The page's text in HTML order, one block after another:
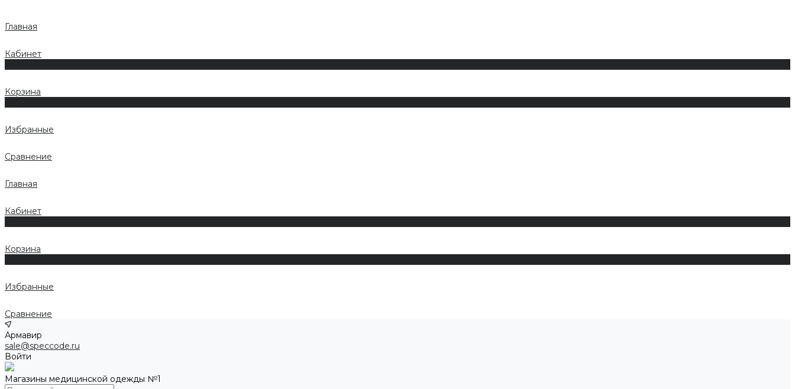
Главная
Кабинет
Корзина
Избранные
Сравнение
Главная
Кабинет
Корзина
Избранные
Сравнение
Армавир
sale@speccode.ru
Войти
Магазины медицинской одежды №1